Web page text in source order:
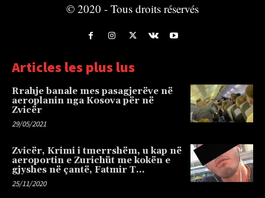
© 2020 - Tous droits réservés
Articles les plus lus
Rrahje banale mes pasagjerëve në
aeroplanin nga Kosova për në
Zvicër
29/05/2021
Zvicër, Krimi i tmerrshëm, u kap në
aeroportin e Zurichüt me kokën e
gjyshes në çantë, Fatmir T…
25/11/2020